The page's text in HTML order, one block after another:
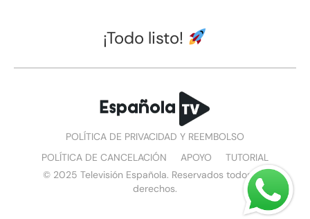
¡Todo listo!
POLÍTICA DE PRIVACIDAD Y REEMBOLSO
POLÍTICA DE CANCELACIÓN
APOYO
TUTORIAL
© 2025 Televisión Española. Reservados todos los
derechos.